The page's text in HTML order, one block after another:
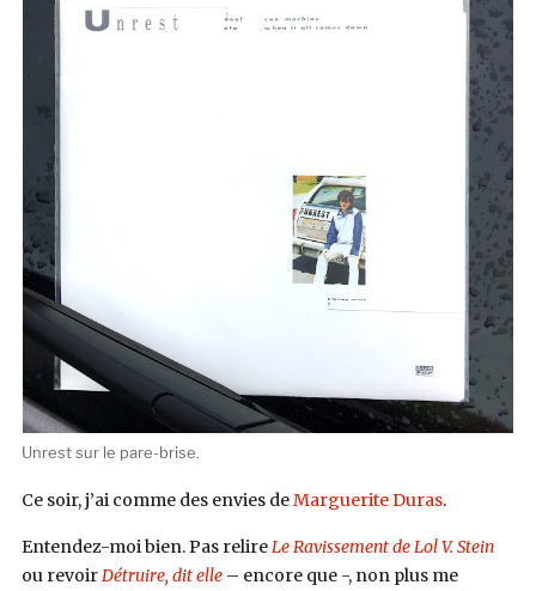
Unrest sur le pare-brise.
Ce soir, j’ai comme des envies deMarguerite Duras.
Entendez-moi bien. Pas relireLe Ravissement de Lol V. Stein
ou revoirDétruire, dit elle– encore que -, non plus me